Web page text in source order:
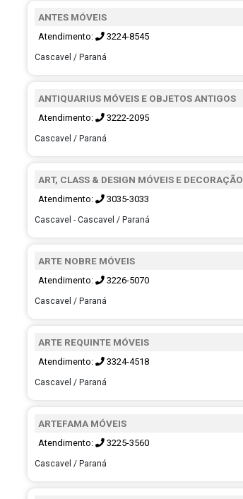
ANTES MÓVEIS
Atendimento: 3224-8545
Cascavel / Paraná
ANTIQUARIUS MÓVEIS E OBJETOS ANTIGOS
Atendimento: 3222-2095
Cascavel / Paraná
ART, CLASS & DESIGN MÓVEIS E DECORAÇÃO
Atendimento: 3035-3033
Cascavel - Cascavel / Paraná
ARTE NOBRE MÓVEIS
Atendimento: 3226-5070
Cascavel / Paraná
ARTE REQUINTE MÓVEIS
Atendimento: 3324-4518
Cascavel / Paraná
ARTEFAMA MÓVEIS
Atendimento: 3225-3560
Cascavel / Paraná